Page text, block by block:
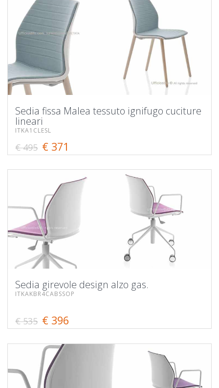
Sedia fissa Malea tessuto ignifugo cuciture
lineari
ITKA1CLESL
€ 495 € 371
Sedia girevole design alzo gas.
ITKAKBR4CABSSOP
€ 535 € 396